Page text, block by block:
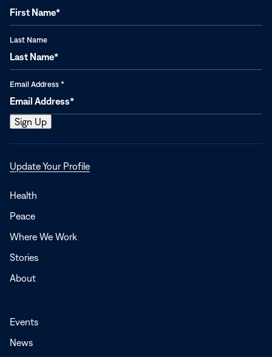
Last Name
Email Address *
Update Your ProfileOpens
Health
Peace
Where We Work
Stories
About
Events
News